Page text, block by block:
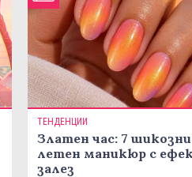
ТЕНДЕНЦИИ
Златен час: 7 шикозни
летен маникюр с
залез